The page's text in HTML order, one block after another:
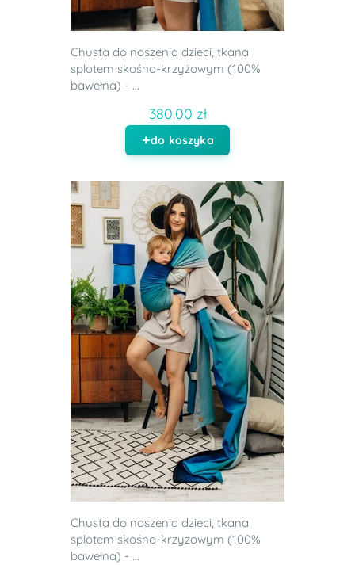
Chusta do noszenia dzieci, tkana
splotem skośno-krzyżowym (100%
bawełna) - ...
380.00 zł
do koszyka
Chusta do noszenia dzieci, tkana
splotem skośno-krzyżowym (100%
bawełna) - ...